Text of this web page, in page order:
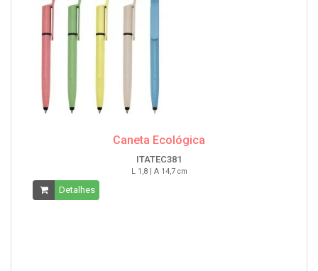
Caneta Ecológica
ITATEC381
L 1,8 | A 14,7 cm
Detalhes